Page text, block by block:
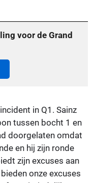
voor de Grand
in Q1. Sainz
tussen bocht 1 en
doorgelaten omdat
en hij zijn ronde
zijn excuses aan
onze excuses